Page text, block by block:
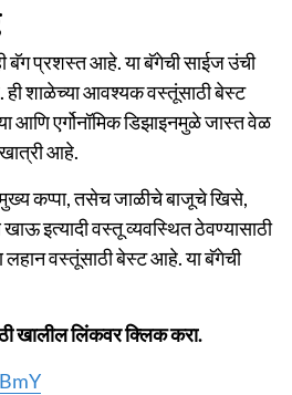
बॅग प्रशस्त आहे. या बॅगेची साईज उंची
शाळेच्या आवश्यक वस्तूंसाठी बेस्ट
आणि एर्गोनॉमिक डिझाइनमुळे जास्त वेळ
आहे.
कप्पा, तसेच जाळीचे बाजूचे खिसे,
इत्यादी वस्तू व्यवस्थित ठेवण्यासाठी
लहान वस्तूंसाठी बेस्ट आहे. या बॅगेची
खालील लिंकवर क्लिक करा.